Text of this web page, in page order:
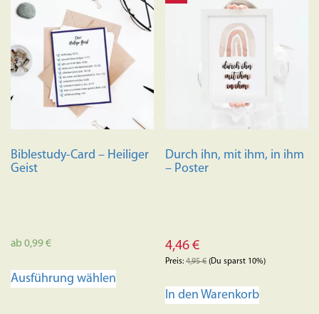
Biblestudy-Card – Heiliger
Geist
ab 0,99€
Ausführung wählen
Durch ihn, mit ihm, in ihm
– Poster
4,46€
Preis:4,95€(Du sparst 10%)
In den Warenkorb